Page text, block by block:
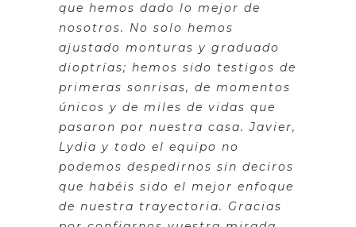
que hemos dado lo mejor de
nosotros. No solo hemos
ajustado monturas y graduado
dioptrías; hemos sido testigos de
primeras sonrisas, de momentos
únicos y de miles de vidas que
pasaron por nuestra casa. Javier,
Lydia y todo el equipo no
podemos despedirnos sin deciros
que habéis sido el mejor enfoque
de nuestra trayectoria. Gracias